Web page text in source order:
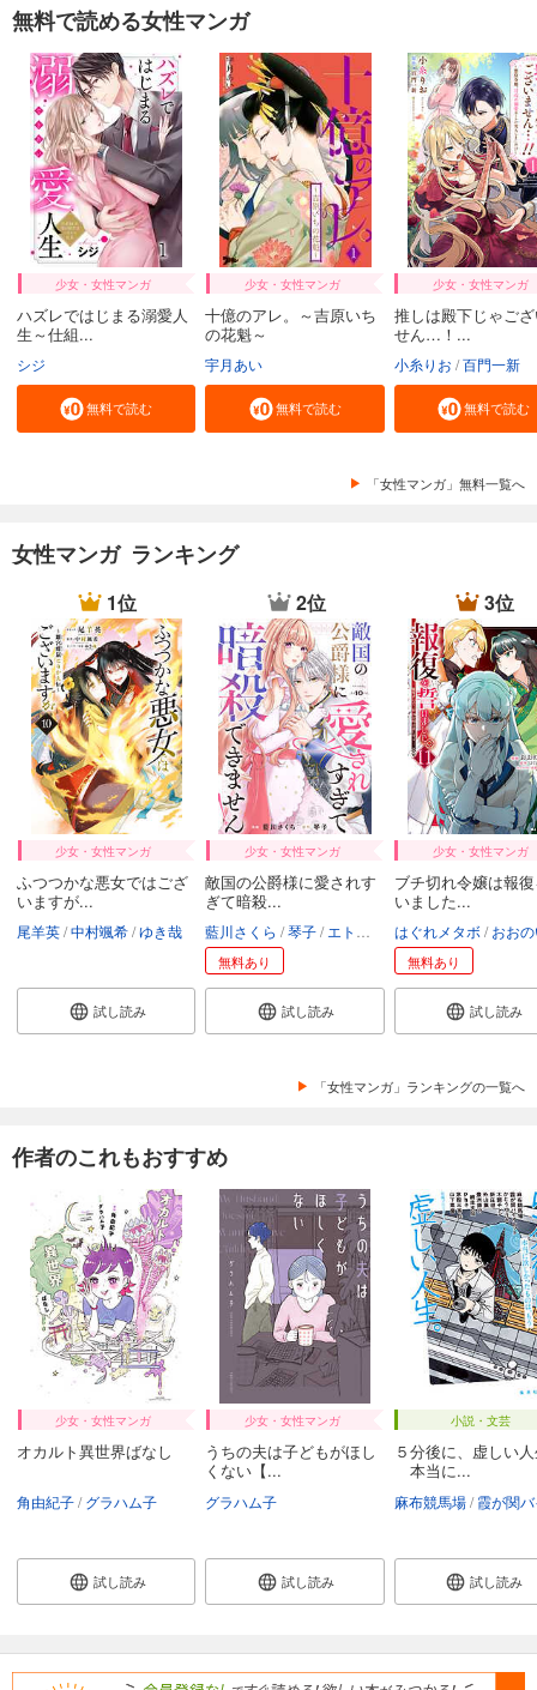
無料で読める女性マンガ
少女・女性マンガ
ハズレではじまる溺愛人
生～仕組...
シジ
無料で読む
少女・女性マンガ
十億のアレ。～吉原いち
の花魁～
宇月あい
無料で読む
少女・女性マンガ
推しは殿下じゃご
せん…！...
小糸りお 百門一新
無料で読む
「女性マンガ」無料一覧へ
女性マンガ ランキング
1位
少女・女性マンガ
ふつつかな悪女ではござ
いますが...
尾羊英 中村颯希 ゆき哉
試し読み
2位
少女・女性マンガ
敵国の公爵様に愛されす
ぎて暗殺...
藍川さくら 琴子 エトワール編集部
無料あり
試し読み
3位
少女・女性マンガ
ブチ切れ令嬢は報
いました...
はぐれメタボ おおの
無料あり
試し読み
「女性マンガ」ランキングの一覧へ
作者のこれもおすすめ
少女・女性マンガ
オカルト異世界ばなし
角由紀子 グラハム子
試し読み
少女・女性マンガ
うちの夫は子どもがほし
くない【...
グラハム子
試し読み
小説・文芸
５分後に、虚しい
本当に...
麻布競馬場 霞が関バイオレ
試し読み